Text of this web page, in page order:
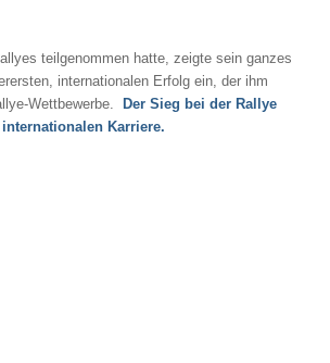
teilgenommen hatte, zeigte sein ganzes
internationalen Erfolg ein, der ihm
Wettbewerbe.
Der Sieg bei der Rallye
Karriere.